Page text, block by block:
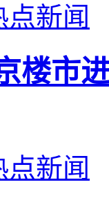
点新闻
楼市
点新闻